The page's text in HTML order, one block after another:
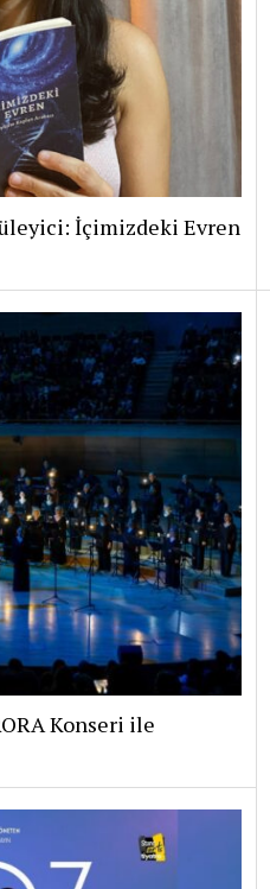
İçimizdeki Evren
Konseri ile